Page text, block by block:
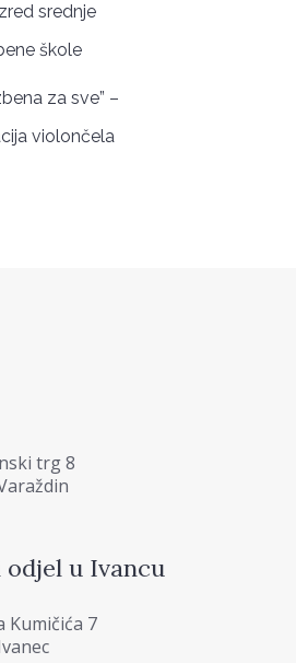
srednje
škole
za sve” –
violončela
trg 8
u Ivancu
Kumičića 7